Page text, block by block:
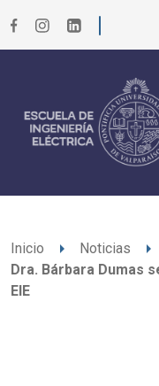
Inicio arrow_right Noticias arrow_right
Dra. Bárbara Dumas
EIE